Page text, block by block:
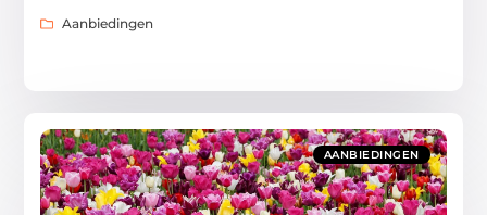
Aanbiedingen
AANBIEDINGEN